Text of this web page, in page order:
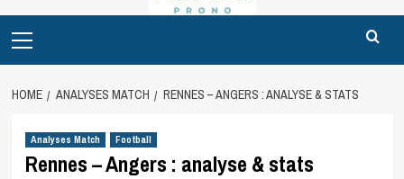
Menu
HOME ANALYSES MATCH RENNES – ANGERS : ANALYSE & STATS
Analyses Match Football
Rennes – Angers : analyse & stats